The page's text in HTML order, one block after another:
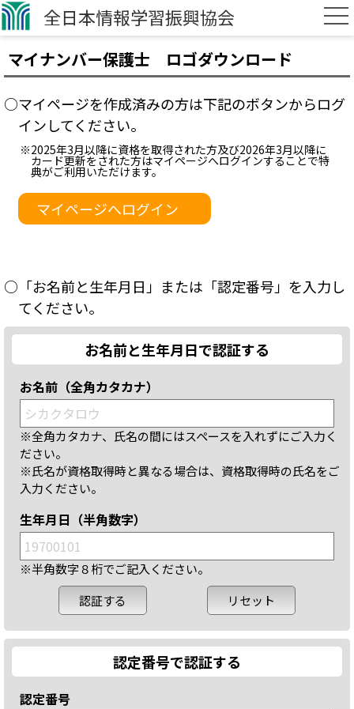
全日本情報学習振興協会
マイナンバー保護士 ロゴダウンロード
○マイページを作成済みの方は下記のボタンからログ
インしてください。
※2025年3月以降に資格を取得された方及び2026年3月以降に
カード更新をされた方はマイページへログインすることで特
典がご利用いただけます。
マイページへログイン
○「お名前と生年月日」または「認定番号」を入力し
てください。
お名前と生年月日で認証する
お名前（全角カタカナ）
※全角カタカナ、氏名の間にはスペースを入れずにご入力く
ださい。
※氏名が資格取得時と異なる場合は、資格取得時の氏名をご
入力ください。
生年月日（半角数字）
※半角数字８桁でご記入ください。
認定番号で認証する
認定番号